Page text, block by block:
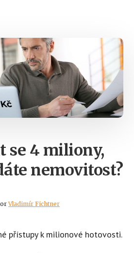
se 4 miliony,
nemovitost?
Vladimír Fichtner
přístupy k milionové hotovosti.